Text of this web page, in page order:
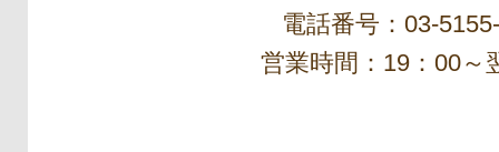
電話番号：03-
営業時間：19：00～